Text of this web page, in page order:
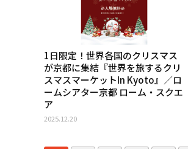
1日限定！世界各国のクリスマス
が京都に集結『世界を旅するクリ
スマスマーケットIn Kyoto』／ロ
ームシアター京都 ローム・スクエ
ア
2025.12.20